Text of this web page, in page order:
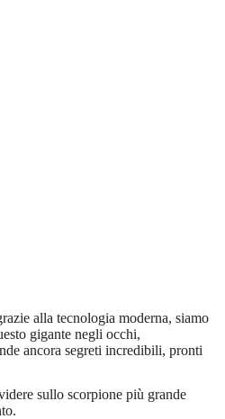
alla tecnologia moderna, siamo
gigante negli occhi,
ancora segreti incredibili, pronti
sullo scorpione più grande